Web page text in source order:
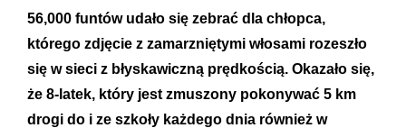
56,000 funtów udało się zebrać dla chłopca,
którego zdjęcie z zamarzniętymi włosami rozeszło
się w sieci z błyskawiczną prędkością. Okazało się,
że 8-latek, który jest zmuszony pokonywać 5 km
drogi do i ze szkoły każdego dnia również w